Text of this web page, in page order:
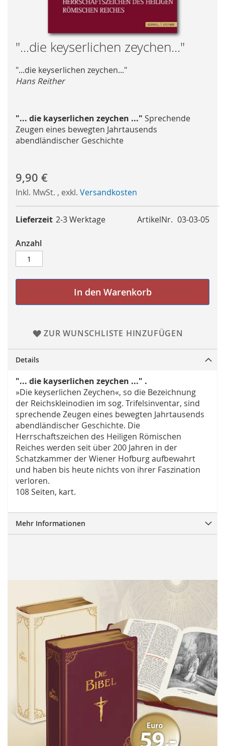
Skip
to
the
beginning
of
gallery
"...die keyserlichen zeychen..."
"...die keyserlichen zeychen..."
Hans Reither
"... die kayserlichen zeychen ..." Sprechende
Zeugen eines bewegten Jahrtausends
abendländischer Geschichte
9,90 €
Inkl. MwSt. , exkl. Versandkosten
ArtikelNr. 03-03-05
Lieferzeit 2-3 Werktage
Anzahl
In den Warenkorb
ZUR WUNSCHLISTE HINZUFÜGEN
Details
"... die kayserlichen zeychen ..." .
»Die keyserlichen Zeychen«, so die Bezeichnung
der Reichskleinodien im sog. Trifelsinventar, sind
sprechende Zeugen eines bewegten Jahrtausends
abendländischer Geschichte. Die
Herrschaftszeichen des Heiligen Römischen
Reiches werden seit über 200 Jahren in der
Schatzkammer der Wiener Hofburg aufbewahrt
und haben bis heute nichts von ihrer Faszination
verloren.
108 Seiten, kart.
Mehr Informationen